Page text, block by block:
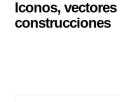
Iconos,
construcciones